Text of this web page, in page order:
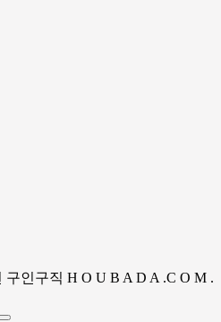
구인구직 H O U B A D A .C O M .